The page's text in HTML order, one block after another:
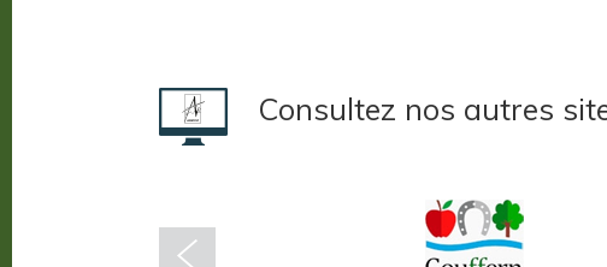
Consultez nos autres